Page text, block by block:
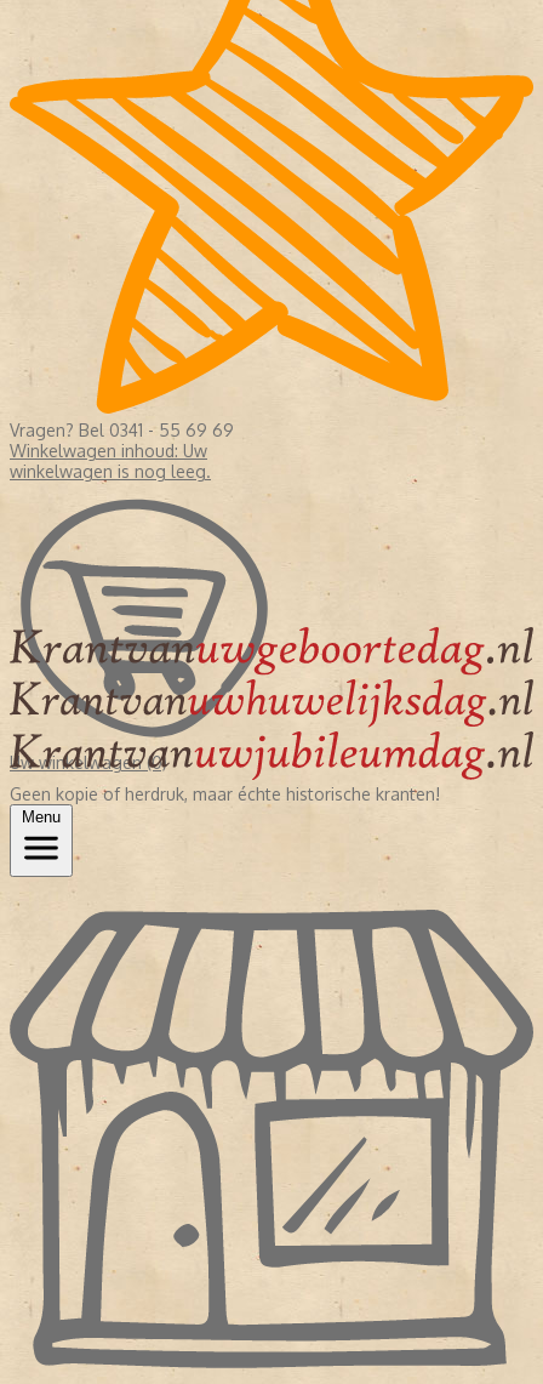
Vragen? Bel 0341 - 55 69 69
Winkelwagen inhoud: Uw
winkelwagen is nog leeg.
Uw winkelwagen (0)
Geen kopie of herdruk, maar échte historische kranten!
Menu